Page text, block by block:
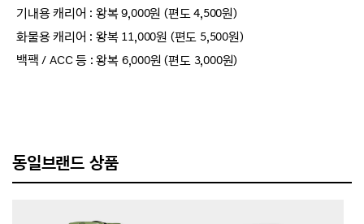
기내용 캐리어 : 왕복 9,000원 (편도 4,500원)
화물용 캐리어 : 왕복 11,000원 (편도 5,500원)
백팩 / ACC 등 : 왕복 6,000원 (편도 3,000원)
동일브랜드 상품